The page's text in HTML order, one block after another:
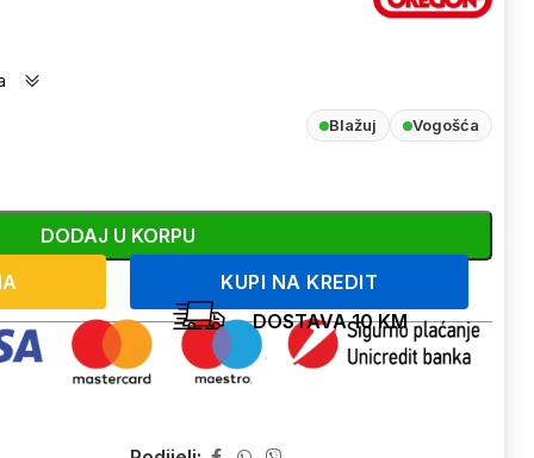
Blažuj Vogošća
DODAJ U KORPU
KUPI NA KREDIT
DOSTAVA 10 KM